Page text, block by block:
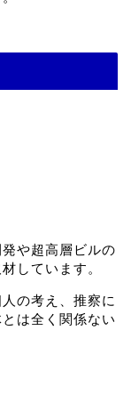
や超高層ビルの
しています。
の考え、推察に
は全く関係ない